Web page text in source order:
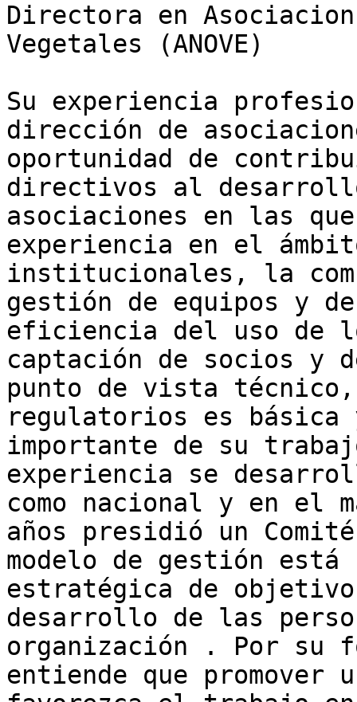
Directora en
Vegetales (ANOVE)
Su experiencia
dirección de
oportunidad de
directivos al
asociaciones en las
experiencia en el
institucionales, la
gestión de equipos y
eficiencia del uso de
captación de socios y
punto de vista
regulatorios es básica
importante de su
experiencia se
como nacional y en el
años presidió un
modelo de gestión
estratégica de
desarrollo de las
organización . Por su
entiende que promover